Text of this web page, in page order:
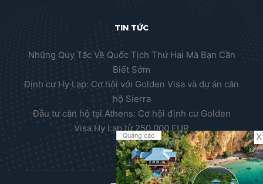
TIN TỨC
Những Quy Tắc Về Quốc Tịch Thứ Hai Mà Bạn Cần
Biết Sớm
Định cư Hy Lạp: Cơ hội với Golden Visa và dự án căn
hộ Sierra
Đầu tư căn hộ tại Athens: Cơ hội định cư Golden
Visa Hy Lạp từ 250.000 EUR
Quảng cáo X